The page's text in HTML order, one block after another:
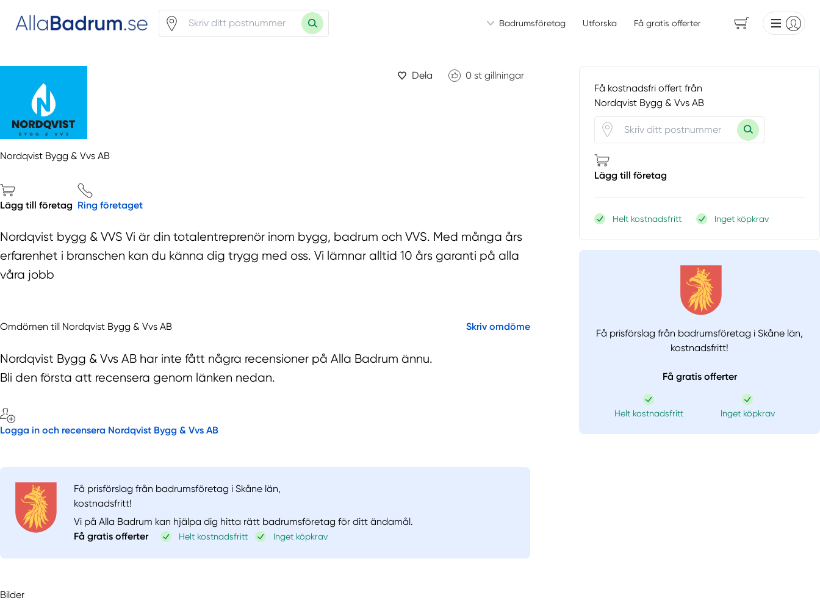
Badrumsföretag Utforska Få gratis offerter
Dela 0 st gillningar
Nordqvist Bygg & Vvs AB
Lägg till företag Ring företaget
Nordqvist bygg & VVS Vi är din totalentreprenör inom bygg, badrum och VVS. Med många års
erfarenhet i branschen kan du känna dig trygg med oss. Vi lämnar alltid 10 års garanti på alla
våra jobb
Omdömen till Nordqvist Bygg & Vvs AB Skriv omdöme
Nordqvist Bygg & Vvs AB har inte fått några recensioner på Alla Badrum ännu.
Bli den första att recensera genom länken nedan.
Logga in och recensera Nordqvist Bygg & Vvs AB
Få prisförslag från badrumsföretag i Skåne län,
kostnadsfritt!
Vi på Alla Badrum kan hjälpa dig hitta rätt badrumsföretag för ditt ändamål.
Få gratis offerter
Helt kostnadsfritt Inget köpkrav
Bilder
Få kostnadsfri offert från
Nordqvist Bygg & Vvs AB
Lägg till företag
Helt kostnadsfritt Inget köpkrav
Få prisförslag från badrumsföretag i Skåne län,
kostnadsfritt!
Få gratis offerter
Helt kostnadsfritt Inget köpkrav